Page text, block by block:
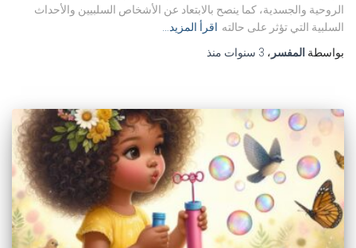
الروحية والجسدية، كما ينصح بالابتعاد عن الأشخاص السلبيين والأحداث
السلبية التي تؤثر على حالته اقرأ المزيد…
بواسطة المفسر ، 3 سنوات منذ